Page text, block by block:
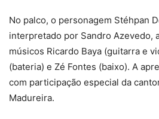
No palco, o personagem Stéhpan
interpretado por Sandro Azevedo,
músicos Ricardo Baya (guitarra e
(bateria) e Zé Fontes (baixo). A
com participação especial da
Madureira.